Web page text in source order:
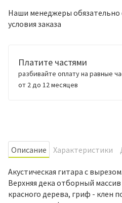
Наши менеджеры обязательно
условия заказа
Платите частями
разбивайте оплату на равные
от 2 до 12 месяцев
Oписание Характеристики
Акустическая гитара с вырезом.
Верхняя дека отборный
красного дерева, гриф - клен